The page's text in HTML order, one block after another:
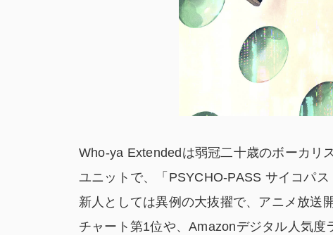
Who-ya Extendedは弱冠二十歳のボーカリ
ユニットで、「PSYCHO-PASS サイコパ
新人としては異例の大抜擢で、アニメ放送
チャート第1位や、Amazonデジタル人気